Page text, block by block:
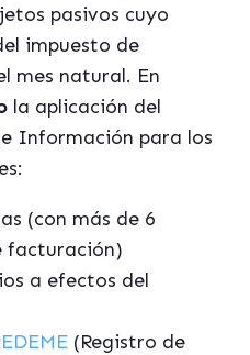
pasivos cuyo
impuesto de
mes natural. En
la aplicación del
Información para los
(con más de 6
facturación)
a efectos del
(Registro de